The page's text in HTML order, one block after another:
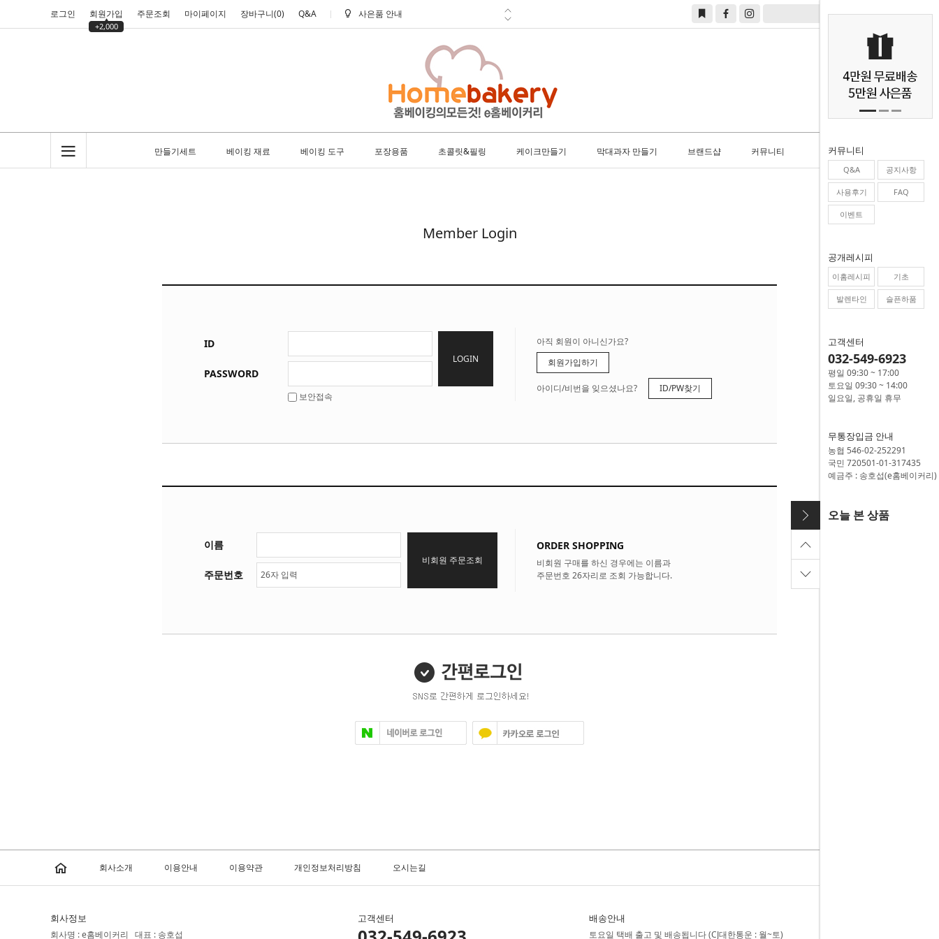
로그인 회원가입
+2,000
주문조회 마이페이지 장바구니(0) Q&A
사은품 안내
신선한 배송 아이스박스 필수구매!
학교 ㆍ 공공기관 후불 주문 안내
8월 택배 배송 안내
만들기세트 베이킹 재료 베이킹 도구 포장용품 초콜릿&필링 케이크만들기 막대과자 만들기 브랜드샵 커뮤니티 커뮤니티
Q&A 공지사항
사용후기 FAQ
이벤트
공개레시피
이홈레시피 기초
발렌타인 슬픈하품
고객센터
032-549-6923
평일 09:30 ~ 17:00
토요일 09:30 ~ 14:00
일요일, 공휴일 휴무
무통장입금 안내
농협 546-02-252291
국민 720501-01-317435
예금주 : 송호섭(e홈베이커리)
오늘 본 상품
Member Login
ID
PASSWORD
LOGIN
보안접속
아직 회원이 아니신가요?
회원가입하기
아이디/비번을 잊으셨나요? ID/PW찾기
이름
주문번호
비회원 주문조회
ORDER SHOPPING
비회원 구매를 하신 경우에는 이름과
주문번호 26자리로 조회 가능합니다.
회사소개 이용안내 이용약관 개인정보처리방침 오시는길
회사정보
회사명 : e홈베이커리 대표 : 송호섭
고객센터 배송안내
토요일 택배 출고 및 배송됩니다 (CJ대한통운 : 월~토)